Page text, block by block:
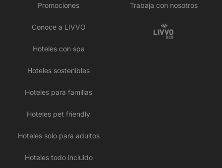
Promociones
Conoce a LIVVO
Hoteles con spa
Hoteles sostenibles
Hoteles para familias
Hoteles pet friendly
Hoteles solo para adultos
Hoteles todo incluido
Trabaja con nosotros